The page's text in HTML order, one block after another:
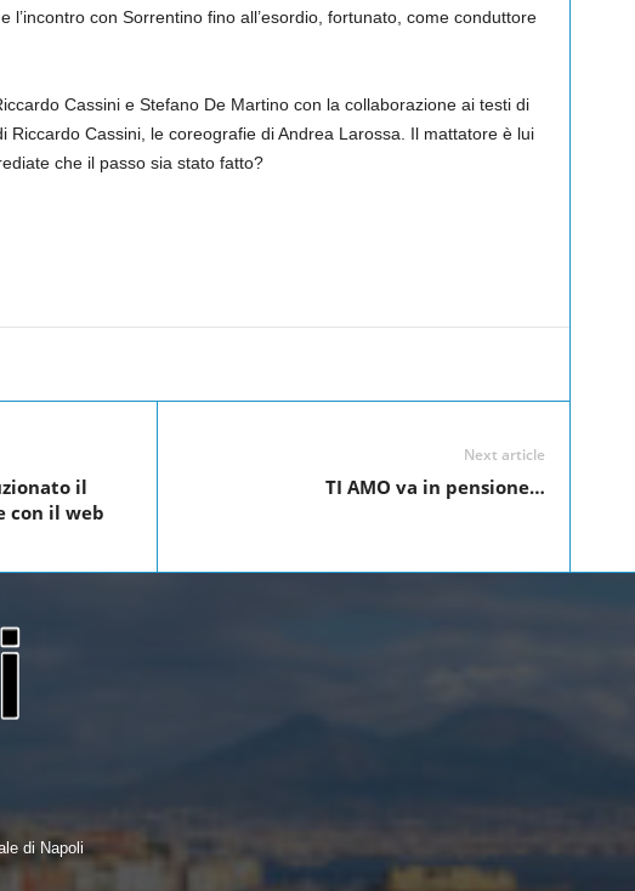
l’incontro con Sorrentino fino all’esordio, fortunato, come conduttore
Cassini e Stefano De Martino con la collaborazione ai testi di
Riccardo Cassini, le coreografie di Andrea Larossa. Il mattatore è lui
che il passo sia stato fatto?
il
con il web
Next article
TI AMO va in pensione…
di Napoli